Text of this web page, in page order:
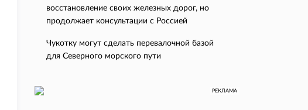
восстановление своих железных дорог, но
продолжает консультации с Россией
Чукотку могут сделать перевалочной базой
для Северного морского пути
РЕКЛАМА